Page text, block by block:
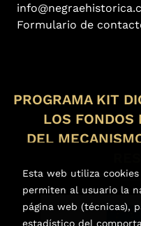
Formulario de
PROGRAMA KIT
LOS FONDOS
DEL
Esta web utiliza
permiten al usuario la
página web (técnicas),
estadístico del